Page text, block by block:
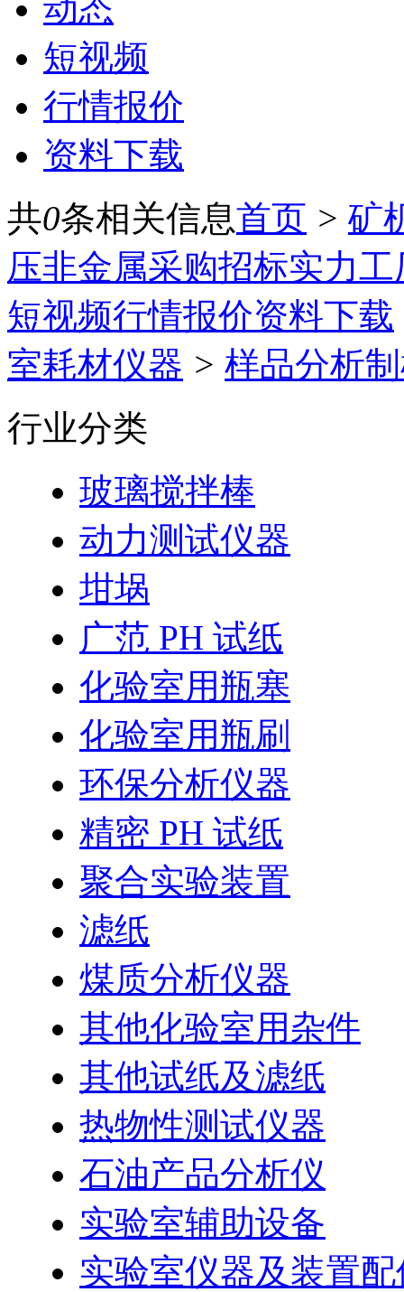
动态
短视频
行情报价
资料下载
共0条相关信息首页 > 矿
压非金属采购招标实力工
短视频行情报价资料下载
室耗材仪器 > 样品分析
行业分类
玻璃搅拌棒
动力测试仪器
坩埚
广范 PH 试纸
化验室用瓶塞
化验室用瓶刷
环保分析仪器
精密 PH 试纸
聚合实验装置
滤纸
煤质分析仪器
其他化验室用杂件
其他试纸及滤纸
热物性测试仪器
石油产品分析仪
实验室辅助设备
实验室仪器及装置配